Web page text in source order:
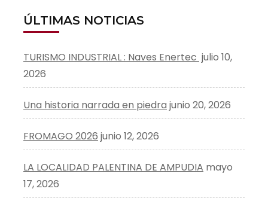
ÚLTIMAS NOTICIAS
TURISMO INDUSTRIAL : Naves Enertec julio 10,
2026
Una historia narrada en piedra junio 20, 2026
FROMAGO 2026 junio 12, 2026
LA LOCALIDAD PALENTINA DE AMPUDIA mayo
17, 2026